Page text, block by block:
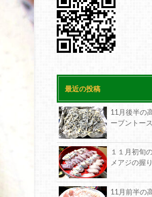
最近の投稿
11月後半の
ーブントー
１１月初旬
メアジの握り
11月前半の